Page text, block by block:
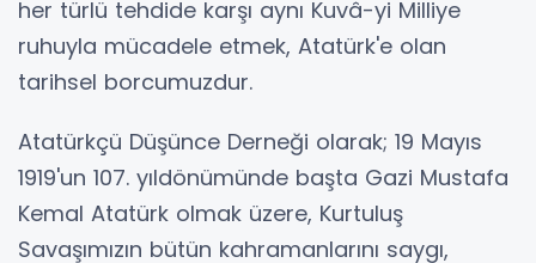
her türlü tehdide karşı aynı Kuvâ-yi Milliye
ruhuyla mücadele etmek, Atatürk'e olan
tarihsel borcumuzdur.
Atatürkçü Düşünce Derneği olarak; 19 Mayıs
1919'un 107. yıldönümünde başta Gazi Mustafa
Kemal Atatürk olmak üzere, Kurtuluş
Savaşımızın bütün kahramanlarını saygı,